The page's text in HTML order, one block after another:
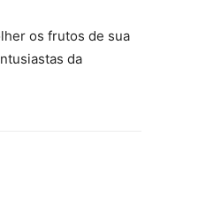
os frutos de sua
da